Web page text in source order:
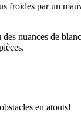
froides par un
nuances de
en atouts!